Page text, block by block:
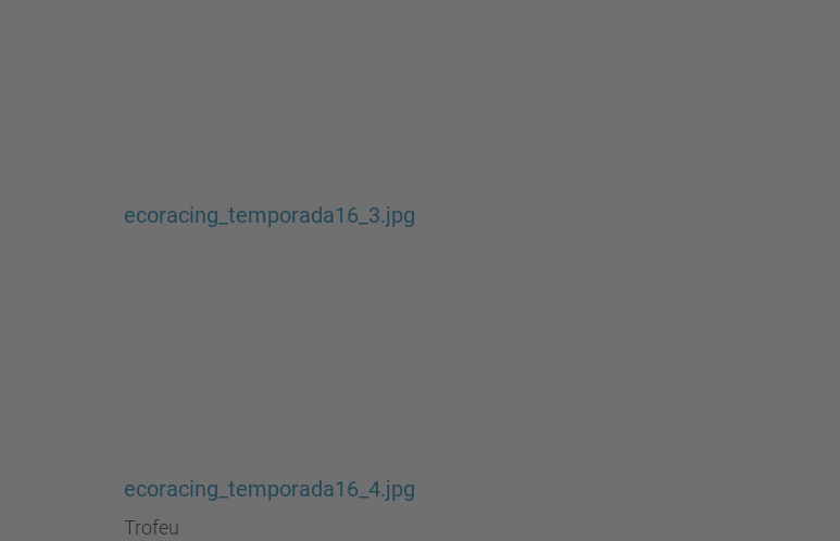
ecoracing_temporada16_3.jpg
ecoracing_temporada16_4.jpg
Trofeu